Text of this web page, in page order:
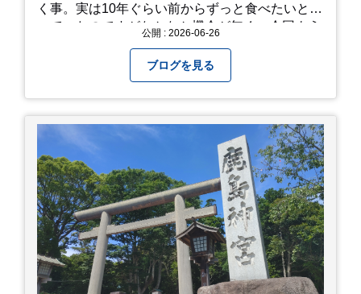
く事。実は10年ぐらい前からずっと食べたいと思
っていたのですがなかなか機会が無く、今回よう
って待機する事になったのですが、、10時頃にも
らった整理券で、お店に入れるのは12時過ぎ頃で
した。大人気とは聞いていましたがここまでと
は、、！！ 駅前ショッピングモール内の店舗だっ
たのでお買い物をしつつ待機して遂に入店。ハン
バーグはレアな焼き加減でとってもジューシーで
最高に美味しかったです！！目の前で店員さんが
カットしてくれるのもとっても良かったです。 こ
れは何個でも行けてしまう勢い、、！！！ 皆様も
静岡へ行く予定がありましたら是非とも召し上が
って見てください！予約は行っていないようなの
で、時と場合とタイミングと要相談で
す、、！！！
公開 : 2026-06-26
ブログを見る